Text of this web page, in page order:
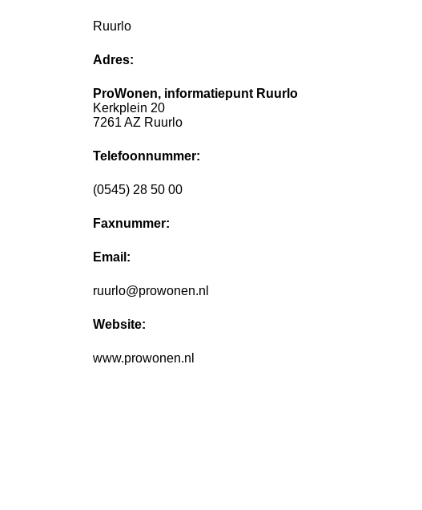
Ruurlo
Adres:
ProWonen, informatiepunt Ruurlo
Kerkplein 20
7261 AZ Ruurlo
Telefoonnummer:
(0545) 28 50 00
Faxnummer:
Email:
ruurlo@prowonen.nl
Website:
www.prowonen.nl